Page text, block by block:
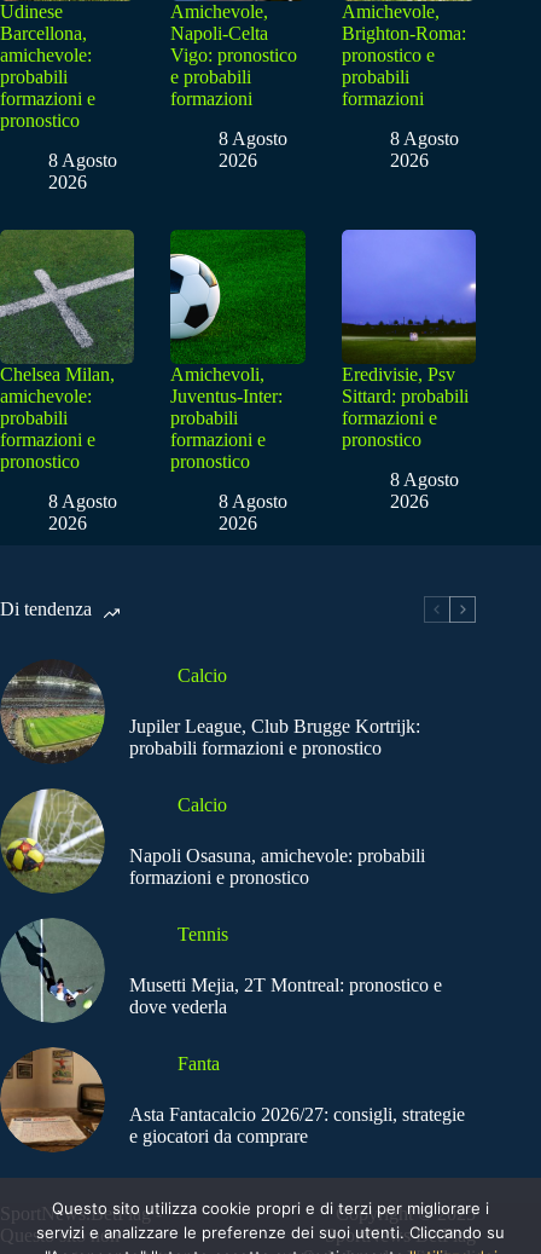
Udinese
Barcellona,
amichevole:
probabili
formazioni e
pronostico
8 Agosto
2026
Amichevole,
Napoli-Celta
Vigo: pronostico
e probabili
formazioni
8 Agosto
2026
Amichevole,
Brighton-Roma:
pronostico e
probabili
formazioni
8 Agosto
2026
Chelsea Milan,
amichevole:
probabili
formazioni e
pronostico
8 Agosto
2026
Amichevoli,
Juventus-Inter:
probabili
formazioni e
pronostico
8 Agosto
2026
Eredivisie, Psv
Sittard: probabili
formazioni e
pronostico
8 Agosto
2026
Di tendenza
Calcio
Jupiler League, Club Brugge Kortrijk:
probabili formazioni e pronostico
Calcio
Napoli Osasuna, amichevole: probabili
formazioni e pronostico
Tennis
Musetti Mejia, 2T Montreal: pronostico e
dove vederla
Fanta
Asta Fantacalcio 2026/27: consigli, strategie
e giocatori da comprare
SportNews.BetFlag -
Questo sito non
Copyright © 2025
SportNews BetFlag
Questo sito utilizza cookie propri e di terzi per migliorare i
servizi e analizzare le preferenze dei suoi utenti. Cliccando su